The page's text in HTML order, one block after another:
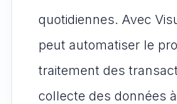
quotidiennes. Avec
peut automatiser le
traitement des
collecte des données